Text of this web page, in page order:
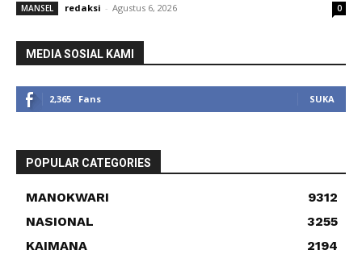
MANSEL redaksi - Agustus 6, 2026 0
MEDIA SOSIAL KAMI
2,365 Fans SUKA
POPULAR CATEGORIES
MANOKWARI
9312
NASIONAL
3255
KAIMANA
2194